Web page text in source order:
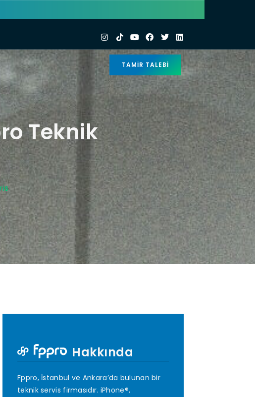
TAMIR TALEBI
Teknik
Hakkında
Fppro, İstanbul ve Ankara’da bulunan bir
teknik servis firmasıdır. iPhone®,